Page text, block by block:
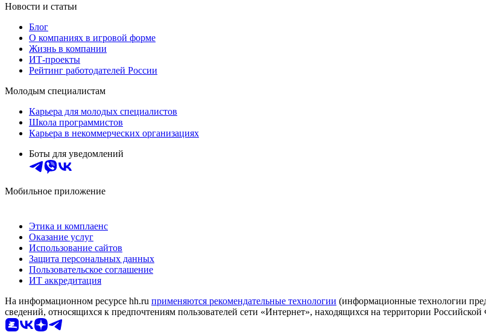
Новости и статьи
Блог
О компаниях в игровой форме
Жизнь в компании
ИТ-проекты
Рейтинг работодателей России
Молодым специалистам
Карьера для молодых специалистов
Школа программистов
Карьера в некоммерческих организациях
Боты для уведомлений
Мобильное приложение
Этика и комплаенс
Оказание услуг
Использование сайтов
Защита персональных данных
Пользовательское соглашение
ИТ аккредитация
На информационном ресурсе hh.ru применяются рекомендательные технологии (информационные технологии
сведений, относящихся к предпочтениям пользователей сети «Интернет», находящихся на территории